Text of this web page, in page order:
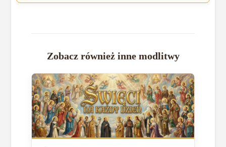
Zobacz również inne modlitwy